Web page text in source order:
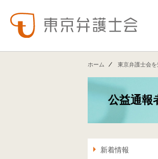
ホーム 東京弁護士会を
公益通報
新着情報